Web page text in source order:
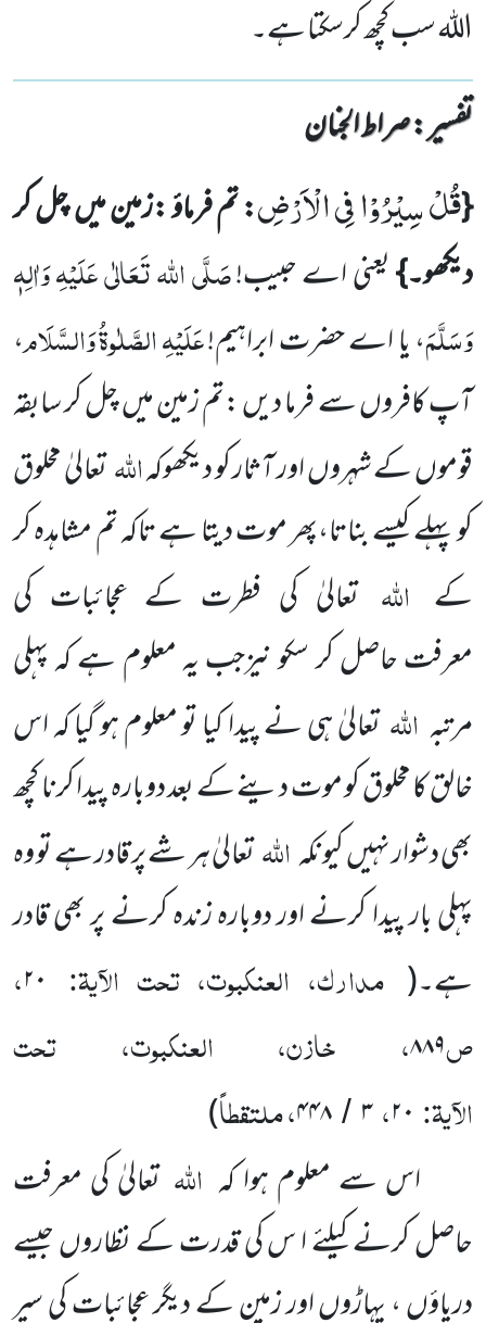
الله سب کچھ کرسکتا ہے۔
تفسیر : ‎صراط الجنان
{قُلْ سِیْرُوْا فِی الْاَرْضِ: تم فرماؤ :زمین میں چل کر
دیکھو۔}یعنی اے حبیب!صَلَّی اللہ تَعَالٰی عَلَیْہِ وَاٰلِہٖ
وَسَلَّمَ، یا اے حضرت ابراہیم!عَلَیْہِالصَّلٰوۃُوَالسَّلَام،
آپ کافروں سے فرما دیں :تم زمین میں چل کر سابقہ
قوموں کے شہروں اور آثار کو دیکھوکہاللہتعالیٰ مخلوق
کو پہلے کیسے بناتا،پھر موت دیتا ہے تاکہ تم مشاہدہ کر
کے اللہ تعالیٰ کی فطرت کے عجائبات کی
معرفت حاصل کر سکو نیزجب یہ معلوم ہے کہ پہلی
مرتبہ اللہتعالیٰ ہی نے پیدا کیا تو معلوم ہو گیا کہ اس
خالق کا مخلوق کو موت دینے کے بعد دوبارہ پیدا کرنا کچھ
بھی دشوار نہیں کیونکہاللہتعالیٰ ہر شے پر قادر ہے تو وہ
پہلی بار پیدا کرنے اور دوبارہ زندہ کرنے پر بھی قادر
ہے۔( مدارک، العنکبوت، تحت الآیۃ: ۲۰،
ص۸۸۹، خازن، العنکبوت، تحت
الآیۃ: ۲۰،۳ / ۴۴۸، ملتقطاً)
اس سے معلوم ہوا کہ اللہ تعالیٰ کی معرفت
حاصل کرنے کیلئے ا س کی قدرت کے نظاروں جیسے
دریاؤں ، پہاڑوں اور زمین کے دیگر عجائبات کی سیر